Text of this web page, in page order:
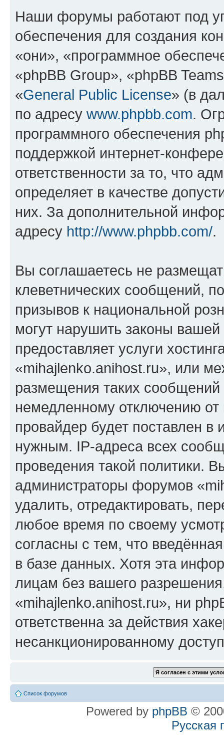
Наши форумы работают под
обеспечения для создания
«они», «программное
«phpBB Group», «phpBB
«General Public License» (в
по адресу www.phpbb.com.
программного обеспечения
поддержкой интернет-
ответственности за то, что
определяет в качестве
них. За дополнительной
адресу http://www.phpbb.com/.
Вы соглашаетесь не
клеветнических сообщений,
призывов к национальной
могут нарушить законы
предоставляет услуги
«mihajlenko.anihost.ru», или
размещения таких
немедленному отключению
провайдер будет поставлен в
нужным. IP-адреса всех
проведения такой политики.
администраторы форумов
удалить, отредактировать,
любое время по своему
согласны с тем, что
в базе данных. Хотя эта
лицам без вашего
«mihajlenko.anihost.ru», ни
ответственна за действия
несанкционированному
Список форумов
Powered by phpBB ©
Русская